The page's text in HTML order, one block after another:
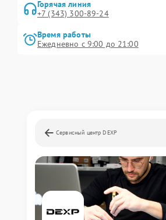
Горячая линия
+7 (343) 300-89-24
Время работы
Ежедневно с 9:00 до 21:00
Сервисный центр DEXP